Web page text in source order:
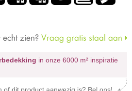
echt zien? Vraag gratis staal aan
in onze 6000 m² inspiratie